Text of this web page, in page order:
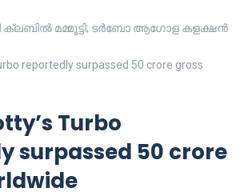
ക്ലബിൽ മമ്മൂട്ടി; ടർബോ ആഗോള കളക്ഷൻ
reportedly surpassed 50 crore gross
Turbo
surpassed 50 crore